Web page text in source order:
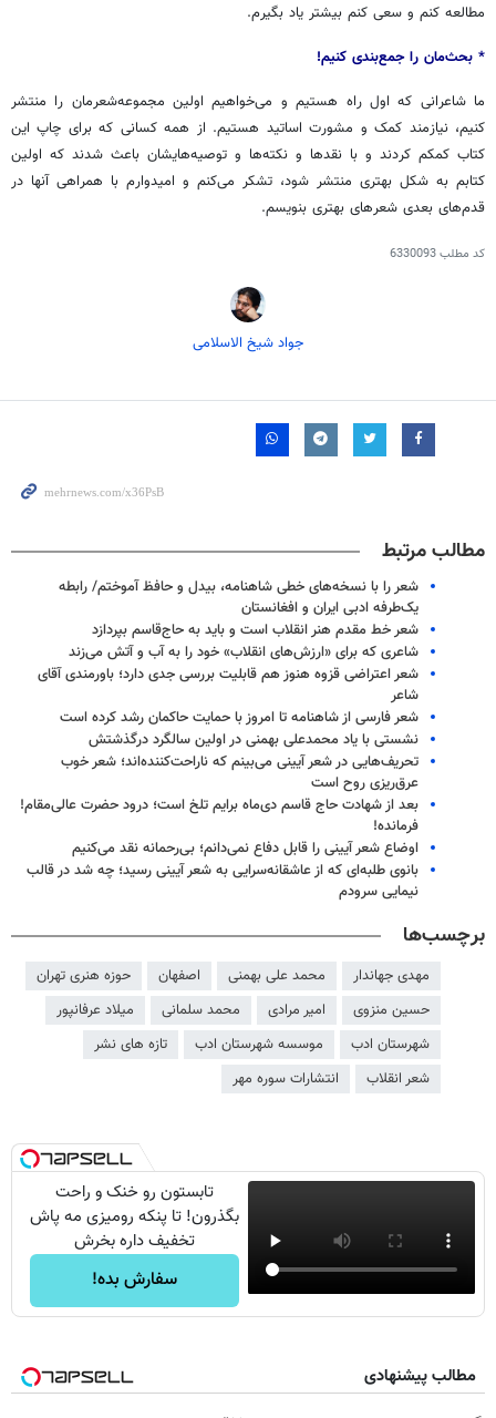
مطالعه کنم و سعی کنم بیشتر یاد بگیرم.
* بحث‌مان را جمع‌بندی کنیم!
ما شاعرانی که اول راه هستیم و می‌خواهیم اولین مجموعه‌شعرمان را منتشر
کنیم، نیازمند کمک و مشورت اساتید هستیم. از همه کسانی که برای چاپ این
کتاب کمکم کردند و با نقدها و نکته‌ها و توصیه‌هایشان باعث شدند که اولین
کتابم به شکل بهتری منتشر شود، تشکر می‌کنم و امیدوارم با همراهی آنها در
قدم‌های بعدی شعرهای بهتری بنویسم.
کد مطلب6330093
جواد شیخ الاسلامی
مطالب مرتبط
شعر را با نسخه‌های خطی شاهنامه، بیدل و حافظ آموختم/ رابطه
یک‌طرفه ادبی ایران و افغانستان
شعر خط مقدم هنر انقلاب است و باید به حاج‌قاسم بپردازد
شاعری که برای «ارزش‌های انقلاب» خود را به آب و آتش می‌زند
شعر اعتراضی قزوه هنوز هم قابلیت بررسی جدی دارد؛ باورمندی آقای
شاعر
شعر فارسی از شاهنامه تا امروز با حمایت حاکمان رشد کرده است
نشستی با یاد محمدعلی بهمنی در اولین سالگرد درگذشتش
تحریف‌هایی در شعر آیینی می‌بینم که ناراحت‌کننده‌اند؛ شعر خوب
عرق‌ریزی روح است
بعد از شهادت حاج قاسم دی‌ماه برایم تلخ است؛ درود حضرت عالی‌مقام!
فرمانده!
اوضاع شعر آیینی را قابل دفاع نمی‌دانم؛ بی‌رحمانه نقد می‌کنیم
بانوی طلبه‌ای که از عاشقانه‌سرایی به شعر آیینی رسید؛ چه شد در قالب
نیمایی سرودم
برچسب‌ها
مهدی جهاندار محمد علی بهمنی اصفهان
حوزه هنری تهران
حسین منزوی
امیر مرادی محمد سلمانی
میلاد عرفانپور
شهرستان ادب
موسسه شهرستان ادب
تازه های نشر
شعر انقلاب
انتشارات سوره مهر
تابستون رو خنک و راحت
بگذرون! تا پنکه رومیزی مه پاش
تخفیف داره بخرش
سفارش بده!
مطالب پیشنهادی